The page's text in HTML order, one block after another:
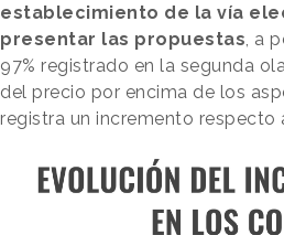
establecimiento de la vía
presentar las propuestas , a
97% registrado en la segunda
del precio por encima de los
registra un incremento